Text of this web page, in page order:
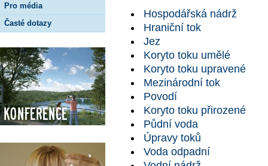
Pro média
Časté dotazy
Konference
Hospodářská nádrž
Hraniční tok
Jez
Koryto toku umělé
Koryto toku upravené
Mezinárodní tok
Povodí
Koryto toku přirozené
Půdní voda
Úpravy toků
Voda odpadní